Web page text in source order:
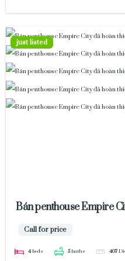
just listed
Bán penthouse Empire
Call for price
4 beds 5baths 407